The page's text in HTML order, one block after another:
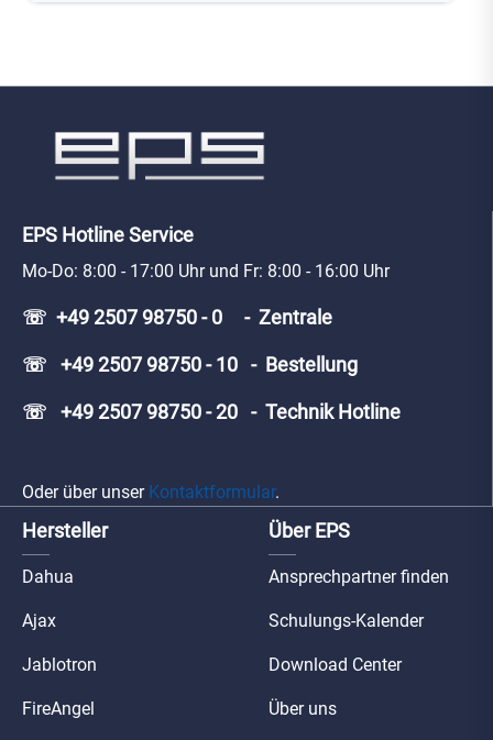
EPS Hotline Service
Mo-Do: 8:00 - 17:00 Uhr und Fr: 8:00 - 16:00 Uhr
☏ +49 2507 98750 - 0 - Zentrale
☏ +49 2507 98750 - 10 - Bestellung
☏ +49 2507 98750 - 20 - Technik Hotline
Oder über unser Kontaktformular.
Hersteller
Dahua
Ajax
Jablotron
FireAngel
Über EPS
Ansprechpartner finden
Schulungs-Kalender
Download Center
Über uns